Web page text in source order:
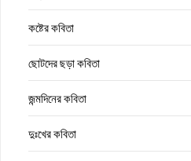
কষ্টের কবিতা
ছোটদের ছড়া কবিতা
জন্মদিনের কবিতা
দুঃখের কবিতা